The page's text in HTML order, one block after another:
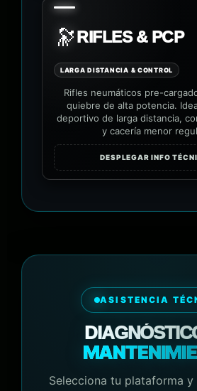
🔭RIFLES & PCP
LARGA DISTANCIA & CONTROL
Rifles neumáticos pre-
quiebre de alta potencia.
deportivo de larga distancia,
y cacería menor
DESPLEGAR INFO
ASISTENCIA
Selecciona tu plataforma